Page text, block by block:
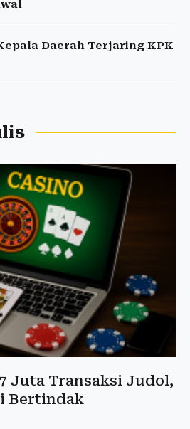
Daerah Terjaring KPK
Juta Transaksi Judol,
Bertindak